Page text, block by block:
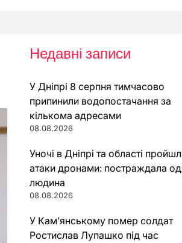
Недавні записи
У Дніпрі 8 серпня тимчасово
припинили водопостачання за
кількома адресами
08.08.2026
Уночі в Дніпрі та області
атаки дронами: постраждала
людина
08.08.2026
У Кам’янському помер солдат
Ростислав Лупашко під час